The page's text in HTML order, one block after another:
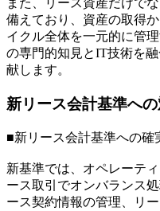
また、リース資産だけで
備えており、資産の取得
イクル全体を一元的に管
の専門的知見とIT技術を
献します。
新リース会計基準へ
■新リース会計基準への確
新基準では、オペレーテ
ース取引でオンバランス
ース契約情報の管理、リ